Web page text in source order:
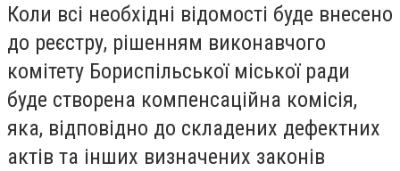
Коли всі необхідні відомості буде внесено
до реєстру, рішенням виконавчого
комітету Бориспільської міської ради
буде створена компенсаційна комісія,
яка, відповідно до складених дефектних
актів та інших визначених законів